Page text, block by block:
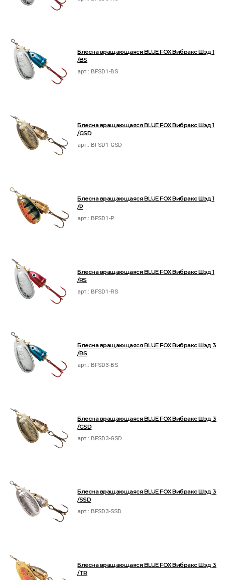
Блесна вращающаяся BLUE FOX Вибракс Шэд 1
/BS
арт.: BFSD1-BS
Блесна вращающаяся BLUE FOX Вибракс Шэд 1
/GSD
арт.: BFSD1-GSD
Блесна вращающаяся BLUE FOX Вибракс Шэд 1
/P
арт.: BFSD1-P
Блесна вращающаяся BLUE FOX Вибракс Шэд 1
/RS
арт.: BFSD1-RS
Блесна вращающаяся BLUE FOX Вибракс Шэд 3
/BS
арт.: BFSD3-BS
Блесна вращающаяся BLUE FOX Вибракс Шэд 3
/GSD
арт.: BFSD3-GSD
Блесна вращающаяся BLUE FOX Вибракс Шэд 3
/SSD
арт.: BFSD3-SSD
Блесна вращающаяся BLUE FOX Вибракс Шэд 3
/TR